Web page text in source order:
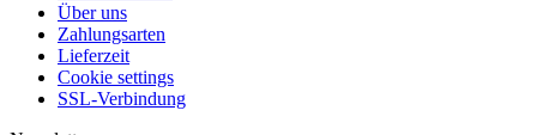
Über uns
Zahlungsarten
Lieferzeit
Cookie settings
SSL-Verbindung